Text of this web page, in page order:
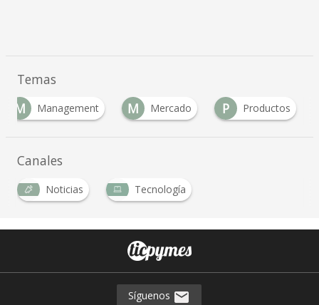
Temas
M
Management M Mercado P Productos
Canales
Noticias Tecnología
Síguenos